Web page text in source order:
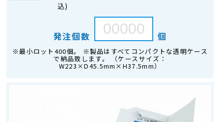
込)
発注個数 個
※最小ロット400個。 ※製品はすべてコンパクトな透明ケース
で納品致します。 （ケースサイズ：
W223×D45.5mm×H37.5mm）